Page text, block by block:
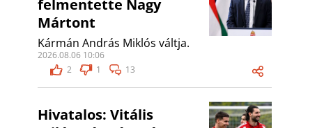
felmentette Nagy
Mártont
Kármán András Miklós váltja.
2026.08.06 10:06
2
1 13
Hivatalos: Vitális